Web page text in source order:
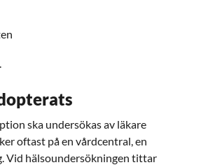
ska undersökas av läkare
oftast på en vårdcentral, en
Vid hälsoundersökningen tittar